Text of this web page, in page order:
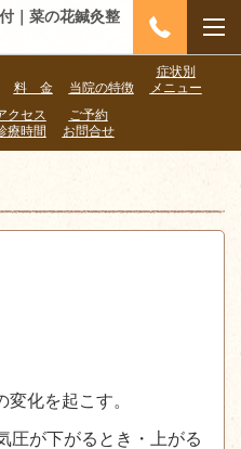
｜菜の花鍼灸整
料 金 当院の特徴
症状別
メニュー
クセス
療時間
ご予約
お問合せ
化を起こす。
が下がるとき・上がる